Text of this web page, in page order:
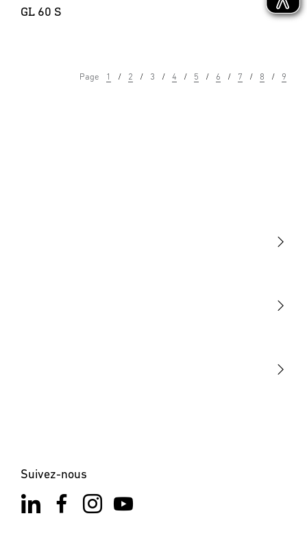
GL 60 S
Page 1 2 3 4 5 6 7 8 9
Suivez-nous